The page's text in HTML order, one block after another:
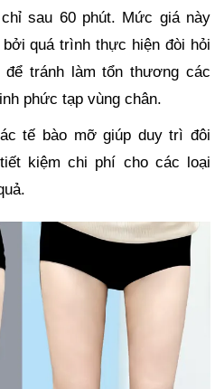
sau 60 phút. Mức giá này
quá trình thực hiện đòi hỏi
tránh làm tổn thương các
phức tạp vùng chân.
tế bào mỡ giúp duy trì đôi
kiệm chi phí cho các loại